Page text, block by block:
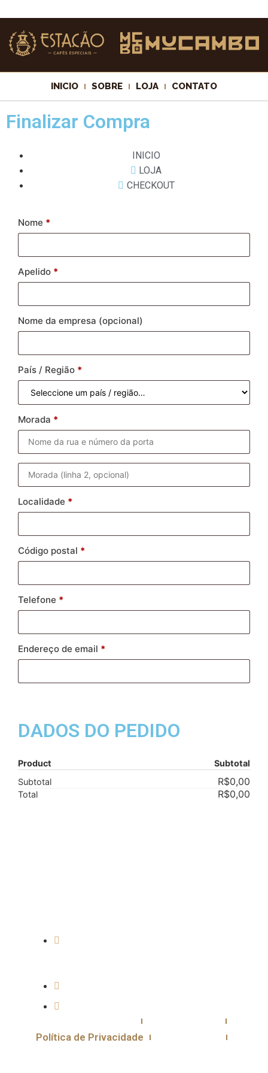
INICIO SOBRE LOJA CONTATO
Finalizar Compra
INICIO
LOJA
CHECKOUT
Nome *
Apelido *
Nome da empresa (opcional)
País / Região *
Morada *
Localidade *
Código postal *
Telefone *
Endereço de email *
DADOS DO PEDIDO
Product
Subtotal
Subtotal
R$0,00
Total R$0,00
Política de Privacidade